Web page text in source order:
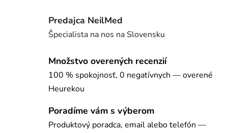
Predajca NeilMed
Špecialista na nos na Slovensku
Množstvo overených recenzií
100 % spokojnosť, 0 negatívnych — overené
Heurekou
Poradíme vám s výberom
Produktový poradca, email alebo telefón —